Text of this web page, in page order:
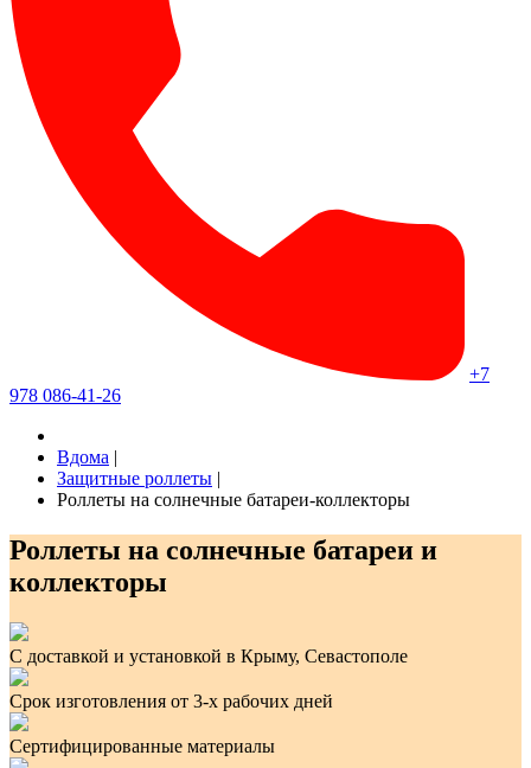
+7
978 086-41-26
Вдома |
Защитные роллеты |
Роллеты на солнечные батареи-коллекторы
Роллеты на солнечные батареи и
коллекторы
С доставкой и установкой в Крыму, Севастополе
Срок изготовления от 3-х рабочих дней
Сертифицированные материалы